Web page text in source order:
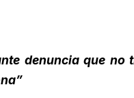
denuncia que